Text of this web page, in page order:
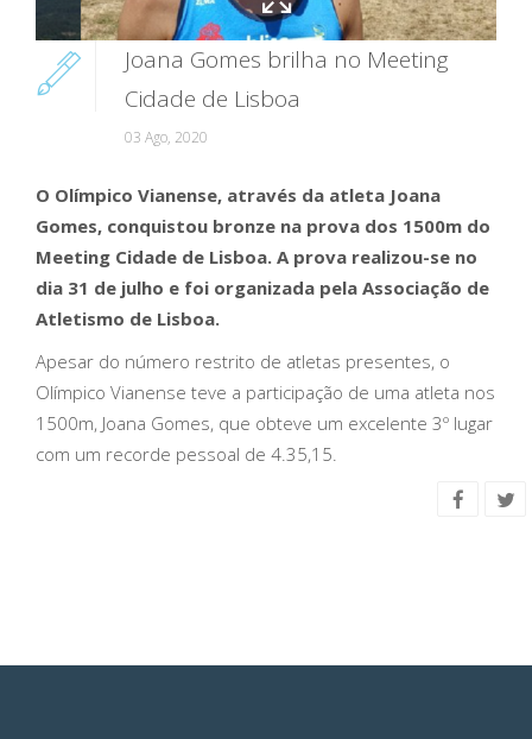
Joana Gomes brilha no Meeting
Cidade de Lisboa
03 Ago, 2020
O Olímpico Vianense, através da atleta Joana
Gomes, conquistou bronze na prova dos 1500m do
Meeting Cidade de Lisboa. A prova realizou-se no
dia 31 de julho e foi organizada pela Associação de
Atletismo de Lisboa.
Apesar do número restrito de atletas presentes, o
Olímpico Vianense teve a participação de uma atleta nos
1500m, Joana Gomes, que obteve um excelente 3º lugar
com um recorde pessoal de 4.35,15.